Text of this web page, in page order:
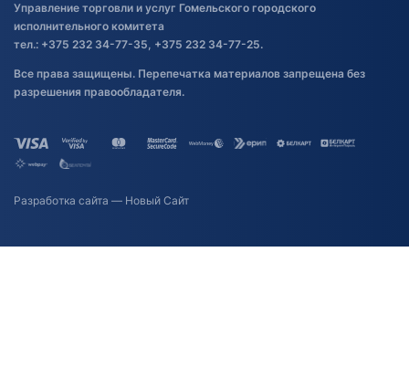
Управление торговли и услуг Гомельского городского
исполнительного комитета
тел.: +375 232 34-77-35, +375 232 34-77-25.
Все права защищены. Перепечатка материалов запрещена без
разрешения правообладателя.
Разработка сайта — Новый Сайт